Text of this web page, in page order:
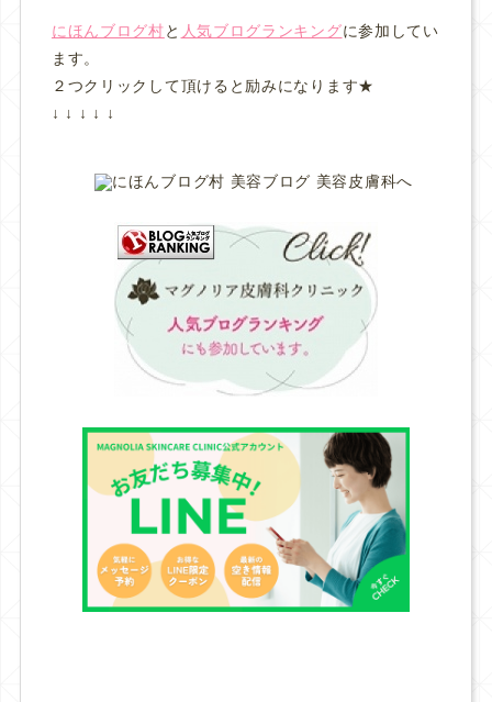
にほんブログ村と 人気ブログランキングに参加してい
ます。
２つクリックして頂けると励みになります★
↓ ↓ ↓ ↓ ↓